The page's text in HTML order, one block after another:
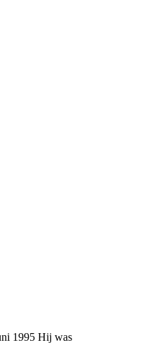
1995 Hij was